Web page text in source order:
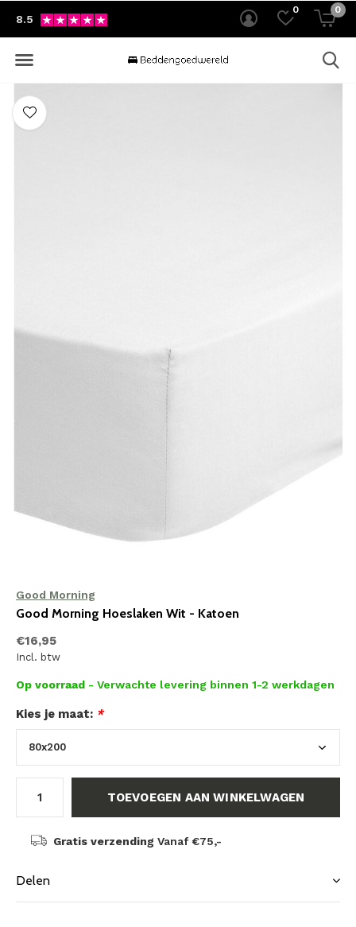
0 0
8.5
Good Morning
Good Morning Hoeslaken Wit - Katoen
€16,95
Incl. btw
Op voorraad - Verwachte levering binnen 1-2 werkdagen
Kies je maat: *
TOEVOEGEN AAN WINKELWAGEN
Gratis verzending Vanaf €75,-
Delen